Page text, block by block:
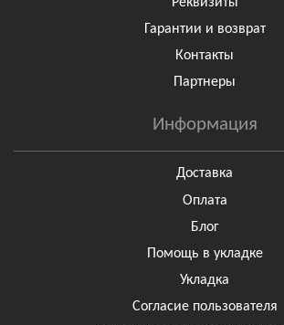
Гарантии и возврат
Контакты
Партнеры
Информация
Доставка
Оплата
Блог
Помощь в укладке
Укладка
Согласие пользователя